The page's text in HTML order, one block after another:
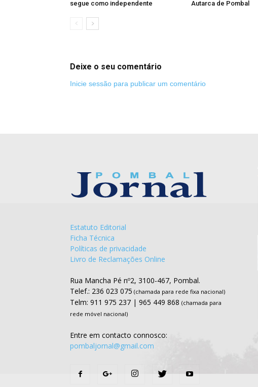
segue como independente
Autarca de Pombal
Deixe o seu comentário
Inicie sessão para publicar um comentário
Estatuto Editorial
Ficha Técnica
Políticas de privacidade
Livro de Reclamações Online
Rua Mancha Pé nº2, 3100-467, Pombal.
Telef.: 236 023 075 (chamada para rede fixa nacional)
Telm: 911 975 237 | 965 449 868 (chamada para
rede móvel nacional)
Entre em contacto connosco:
pombaljornal@gmail.com